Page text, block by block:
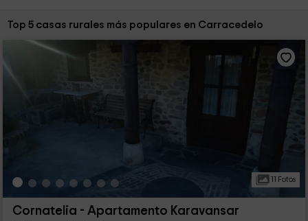
Ordenar por:
Top 5 casas rurales más populares en Carracedelo
11 Fotos
Cornatelia - Apartamento Karavansar